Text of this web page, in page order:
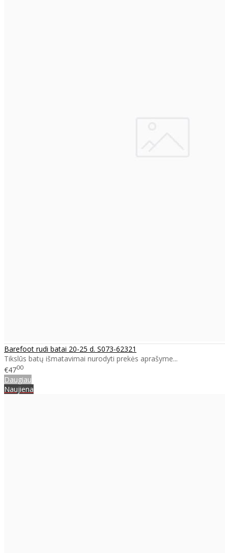
Barefoot rudi batai 20-25 d. S073-62321
Tikslūs batų išmatavimai nurodyti prekės aprašyme...
€4700
Daugiau
Naujiena